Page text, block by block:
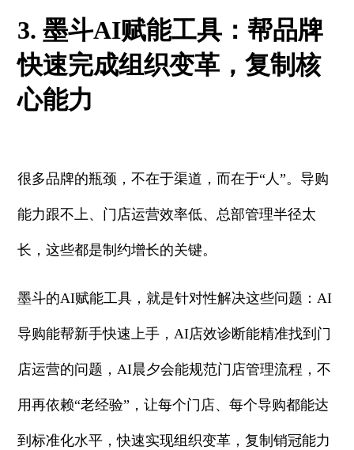
3. 墨斗AI赋能工具：帮品牌
快速完成组织变革，复制核
心能力
很多品牌的瓶颈，不在于渠道，而在于“人”。导购
能力跟不上、门店运营效率低、总部管理半径太
长，这些都是制约增长的关键。
墨斗的AI赋能工具，就是针对性解决这些问题：AI
导购能帮新手快速上手，AI店效诊断能精准找到门
店运营的问题，AI晨夕会能规范门店管理流程，不
用再依赖“老经验”，让每个门店、每个导购都能达
到标准化水平，快速实现组织变革，复制销冠能力